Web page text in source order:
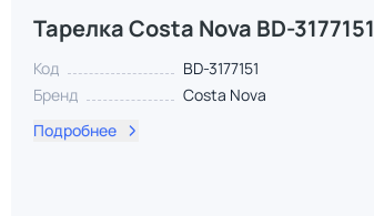
Тарелка Costa Nova BD-3177151
Код
BD-3177151
Бренд
Costa Nova
Подробнее